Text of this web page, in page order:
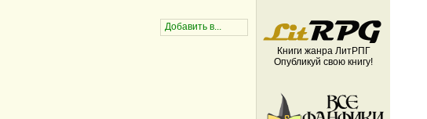
Книги жанра ЛитРПГ
Опубликуй свою книгу!